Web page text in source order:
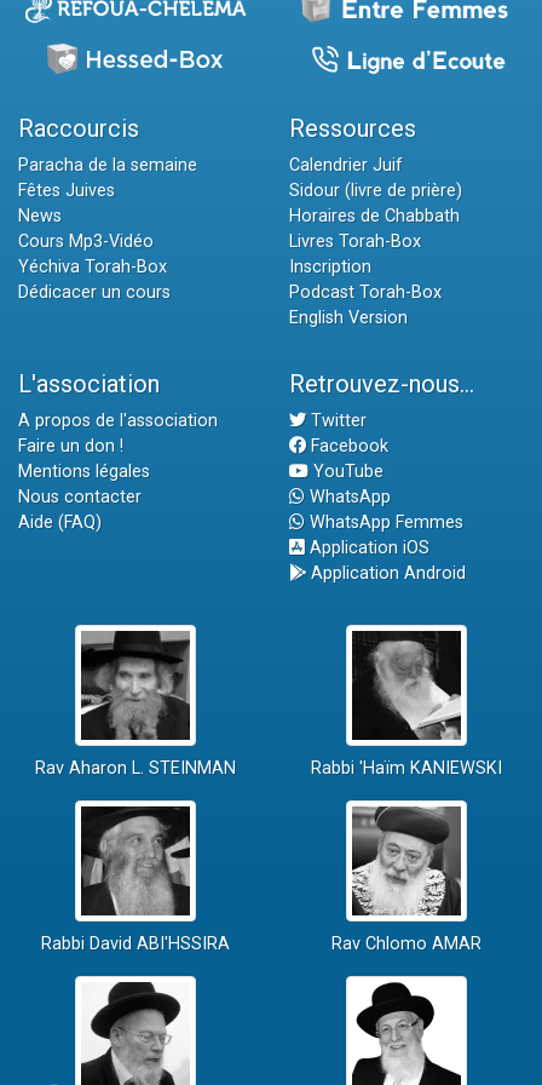
Raccourcis
Paracha de la semaine
Fêtes Juives
News
Cours Mp3-Vidéo
Yéchiva Torah-Box
Dédicacer un cours
Ressources
Calendrier Juif
Sidour (livre de prière)
Horaires de Chabbath
Livres Torah-Box
Inscription
Podcast Torah-Box
English Version
L'association
A propos de l'association
Faire un don !
Mentions légales
Nous contacter
Aide (FAQ)
Retrouvez-nous...
Twitter
Facebook
YouTube
WhatsApp
WhatsApp Femmes
Application iOS
Application Android
Rav Aharon L. STEINMAN Rabbi 'Haïm KANIEWSKI
Rabbi David ABI'HSSIRA Rav Chlomo AMAR